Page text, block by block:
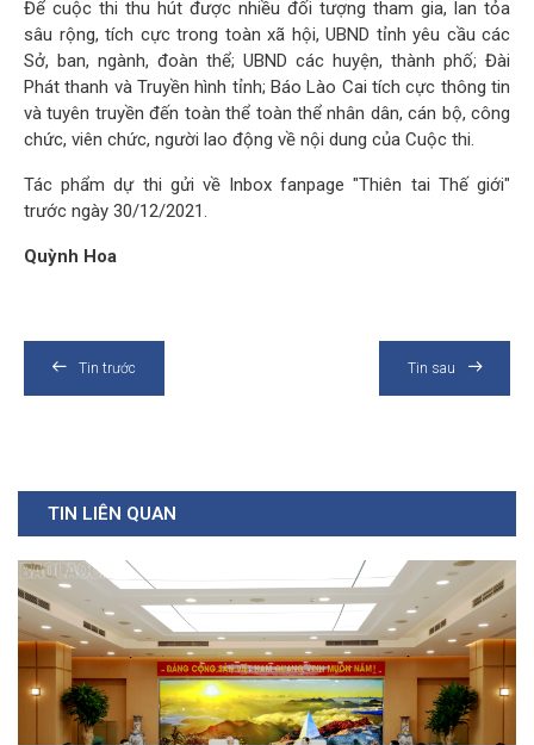
Để cuộc thi thu hút được nhiều đối tượng tham gia, lan tỏa
sâu rộng, tích cực trong toàn xã hội, UBND tỉnh yêu cầu các
Sở, ban, ngành, đoàn thể; UBND các huyện, thành phố; Đài
Phát thanh và Truyền hình tỉnh; Báo Lào Cai tích cực thông tin
và tuyên truyền đến toàn thể toàn thể nhân dân, cán bộ, công
chức, viên chức, người lao động về nội dung của Cuộc thi.
Tác phẩm dự thi gửi về Inbox fanpage "Thiên tai Thế giới"
trước ngày 30/12/2021.
Quỳnh Hoa
Tin trước Tin sau
TIN LIÊN QUAN